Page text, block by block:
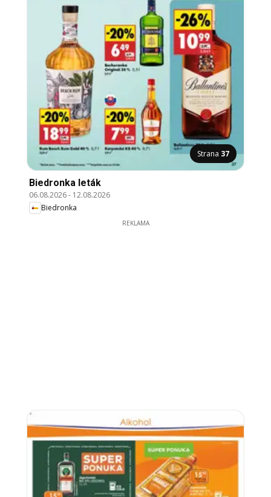
Strana 37
Biedronka leták
06.08.2026- 12.08.2026
Biedronka
REKLAMA